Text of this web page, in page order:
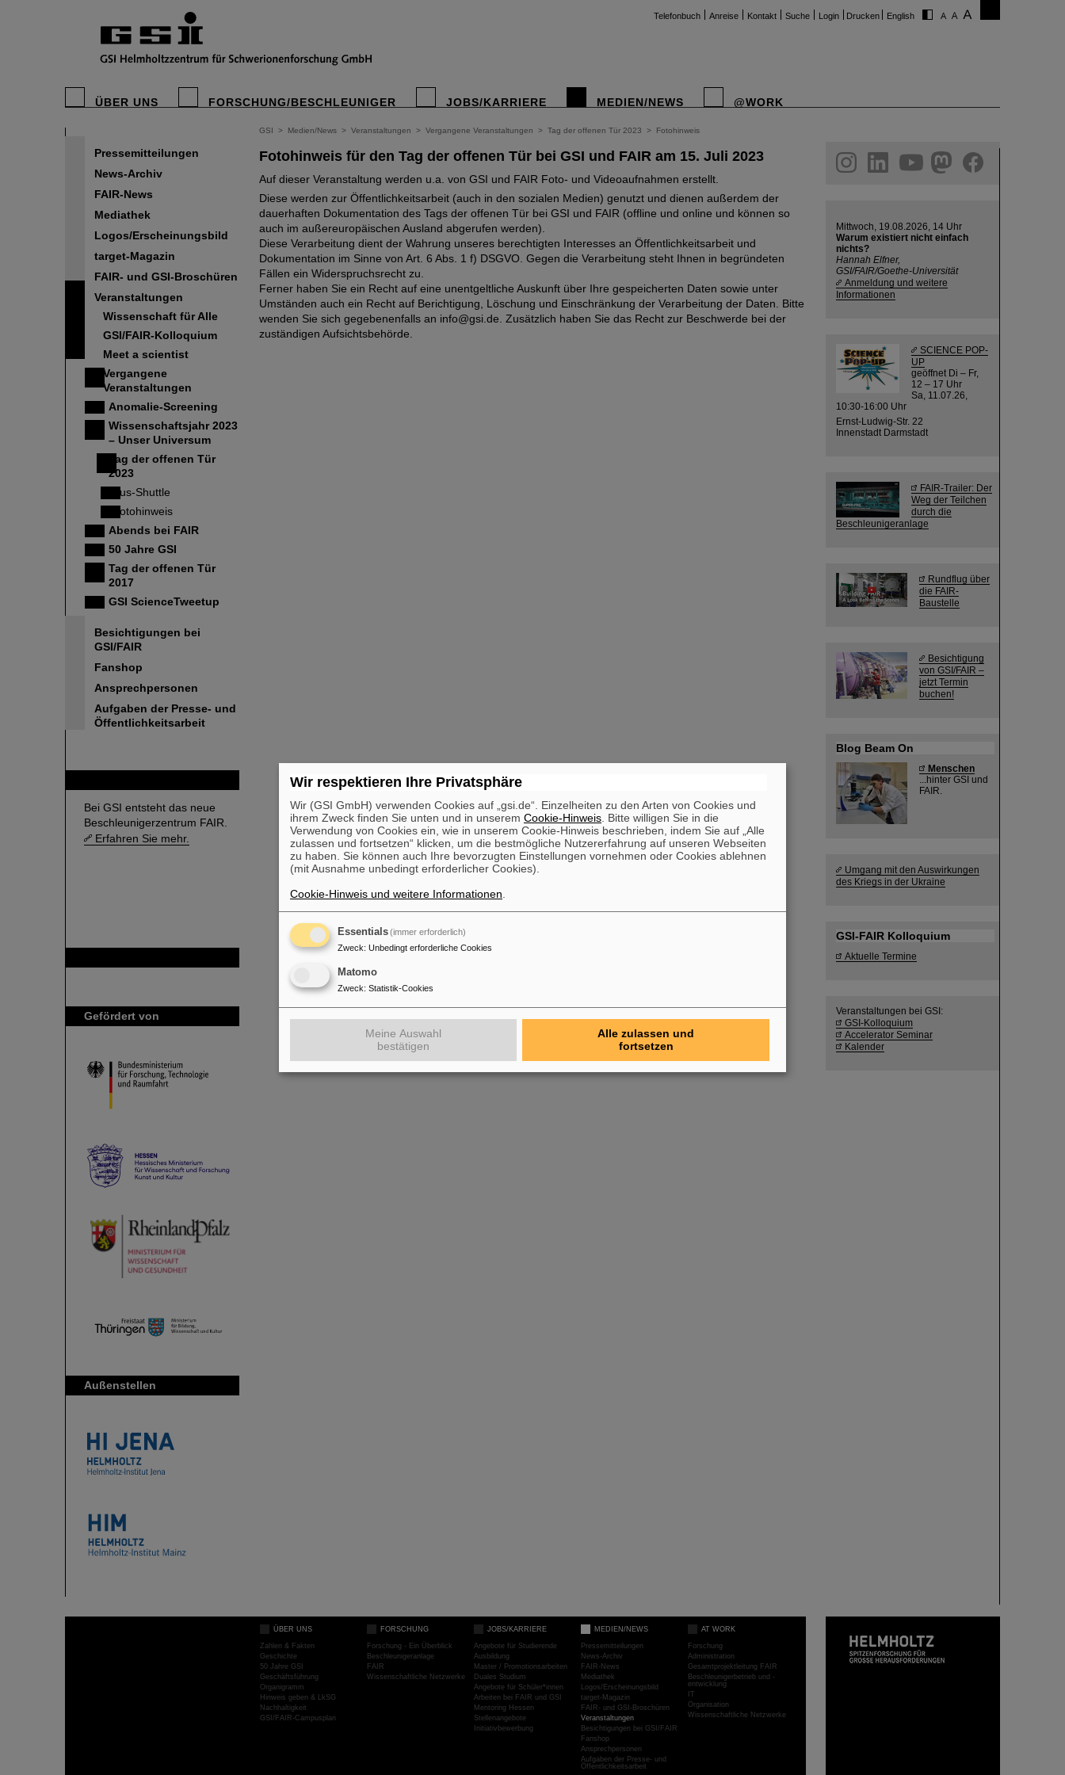
Telefonbuch Anreise Kontakt Suche Login Drucken English
ÜBER UNS FORSCHUNG/BESCHLEUNIGER JOBS/KARRIERE MEDIEN/NEWS @WORK
Pressemitteilungen
News-Archiv
FAIR-News
Mediathek
Logos/Erscheinungsbild
target-Magazin
FAIR- und GSI-Broschüren
Veranstaltungen
Wissenschaft für Alle
GSI/FAIR-Kolloquium
Meet a scientist
Vergangene
Veranstaltungen
Anomalie-Screening
Wissenschaftsjahr 2023
– Unser Universum
Tag der offenen Tür
2023
Bus-Shuttle
Fotohinweis
Abends bei FAIR
50 Jahre GSI
Tag der offenen Tür
2017
GSI ScienceTweetup
Besichtigungen bei
GSI/FAIR
Fanshop
Ansprechpersonen
Aufgaben der Presse- und
Öffentlichkeitsarbeit
Bei GSI entsteht das neue
Beschleunigerzentrum FAIR.
Erfahren Sie mehr.
Gefördert von
Außenstellen
GSI > Medien/News > Veranstaltungen > Vergangene Veranstaltungen > Tag der offenen Tür 2023 > Fotohinweis
Fotohinweis für den Tag der offenen Tür bei GSI und FAIR am 15. Juli 2023
Auf dieser Veranstaltung werden u.a. von GSI und FAIR Foto- und Videoaufnahmen erstellt.
Diese werden zur Öffentlichkeitsarbeit (auch in den sozialen Medien) genutzt und dienen außerdem der
dauerhaften Dokumentation des Tags der offenen Tür bei GSI und FAIR (offline und online und können so
auch im außereuropäischen Ausland abgerufen werden).
Diese Verarbeitung dient der Wahrung unseres berechtigten Interesses an Öffentlichkeitsarbeit und
Dokumentation im Sinne von Art. 6 Abs. 1 f) DSGVO. Gegen die Verarbeitung steht Ihnen in begründeten
Fällen ein Widerspruchsrecht zu.
Ferner haben Sie ein Recht auf eine unentgeltliche Auskunft über Ihre gespeicherten Daten sowie unter
Umständen auch ein Recht auf Berichtigung, Löschung und Einschränkung der Verarbeitung der Daten. Bitte
wenden Sie sich gegebenenfalls an info@gsi.de. Zusätzlich haben Sie das Recht zur Beschwerde bei der
zuständigen Aufsichtsbehörde.
instagramlinkedinyoutube helmholtz.social
facebook
Mittwoch, 19.08.2026, 14 Uhr
Warum existiert nicht einfach
nichts?
Hannah Elfner,
GSI/FAIR/Goethe-Universität
Anmeldung und weitere
Informationen
SCIENCE POP-
UP
geöffnet Di – Fr,
12 – 17 Uhr
Sa, 11.07.26,
10:30-16:00 Uhr
Ernst-Ludwig-Str. 22
Innenstadt Darmstadt
FAIR-Trailer: Der
Weg der Teilchen
durch die
Beschleunigeranlage
Rundflug über
die FAIR-
Baustelle
Besichtigung
von GSI/FAIR –
jetzt Termin
buchen!
Blog Beam On
Menschen
...hinter GSI und
FAIR.
Umgang mit den Auswirkungen
des Kriegs in der Ukraine
GSI-FAIR Kolloquium
Aktuelle Termine
Veranstaltungen bei GSI:
GSI-Kolloquium
Accelerator Seminar
Kalender
ÜBER UNS
Zahlen & Fakten
Geschichte
50 Jahre GSI
Geschäftsführung
Organigramm
Hinweis geben & LkSG
Nachhaltigkeit
GSI/FAIR-Campusplan
FORSCHUNG
Forschung - Ein Überblick
Beschleunigeranlage
FAIR
Wissenschaftliche Netzwerke
JOBS/KARRIERE
Angebote für Studierende
Ausbildung
Master / Promotionsarbeiten
Duales Studium
Angebote für Schüler*innen
Arbeiten bei FAIR und GSI
Mentoring Hessen
Stellenangebote
Initiativbewerbung
MEDIEN/NEWS
Pressemitteilungen
News-Archiv
FAIR-News
Mediathek
Logos/Erscheinungsbild
target-Magazin
FAIR- und GSI-Broschüren
Veranstaltungen
Besichtigungen bei GSI/FAIR
Fanshop
Ansprechpersonen
Aufgaben der Presse- und
Öffentlichkeitsarbeit
AT WORK
Forschung
Administration
Gesamtprojektleitung FAIR
Beschleunigerbetrieb und -
entwicklung
IT
Organisation
Wissenschaftliche Netzwerke
Wir respektieren Ihre Privatsphäre
Wir (GSI GmbH) verwenden Cookies auf „gsi.de“. Einzelheiten zu den Arten von Cookies und
ihrem Zweck finden Sie unten und in unserem Cookie-Hinweis . Bitte willigen Sie in die
Verwendung von Cookies ein, wie in unserem Cookie-Hinweis beschrieben, indem Sie auf „Alle
zulassen und fortsetzen“ klicken, um die bestmögliche Nutzererfahrung auf unseren Webseiten
zu haben. Sie können auch Ihre bevorzugten Einstellungen vornehmen oder Cookies ablehnen
(mit Ausnahme unbedingt erforderlicher Cookies).
Cookie-Hinweis und weitere Informationen
Essentials(immer erforderlich)
Zweck: Unbedingt erforderliche Cookies
Matomo
Zweck: Statistik-Cookies
Meine Auswahl
bestätigen
Alle zulassen und
fortsetzen